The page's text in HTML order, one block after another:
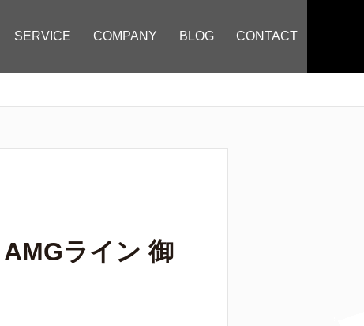
SERVICE COMPANY BLOG CONTACT
ライン 御